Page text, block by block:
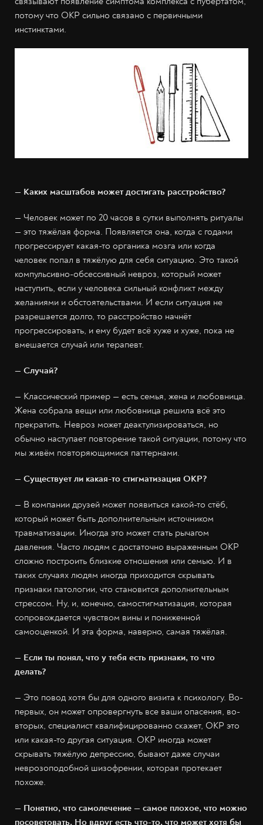
потому что ОКР сильно связано с первичными
инстинктами.
— Каких масштабов может достигать расстройство?
— Человек может по 20 часов в сутки выполнять ритуалы
— это тяжёлая форма. Появляется она, когда с годами
прогрессирует какая-то органика мозга или когда
человек попал в тяжёлую для себя ситуацию. Это такой
компульсивно-обсессивный невроз, который может
наступить, если у человека сильный конфликт между
желаниями и обстоятельствами. И если ситуация не
разрешается долго, то расстройство начнёт
прогрессировать, и ему будет всё хуже и хуже, пока не
вмешается случай или терапевт.
— Случай?
— Классический пример — есть семья, жена и любовница.
Жена собрала вещи или любовница решила всё это
прекратить. Невроз может деактулизироваться, но
обычно наступает повторение такой ситуации, потому что
мы живём повторяющимися паттернами.
— Существует ли какая-то стигматизация ОКР?
— В компании друзей может появиться какой-то стёб,
который может быть дополнительным источником
травматизации. Иногда это может стать рычагом
давления. Часто людям с достаточно выраженным ОКР
сложно построить близкие отношения или семью. И в
таких случаях людям иногда приходится скрывать
признаки патологии, что становится дополнительным
стрессом. Ну, и, конечно, самостигматизация, которая
сопровождается чувством вины и пониженной
самооценкой. И эта форма, наверно, самая тяжёлая.
— Если ты понял, что у тебя есть признаки, то что
делать?
— Это повод хотя бы для одного визита к психологу. Во-
первых, он может опровергнуть все ваши опасения, во-
вторых, специалист квалифицированно скажет, ОКР это
или какая-то другая ситуация. ОКР иногда может
скрывать тяжёлую депрессию, бывают даже случаи
неврозоподобной шизофрении, которая протекает
похоже.
— Понятно, что самолечение — самое плохое, что можно
посоветовать. Но вдруг есть что-то, что может хотя бы